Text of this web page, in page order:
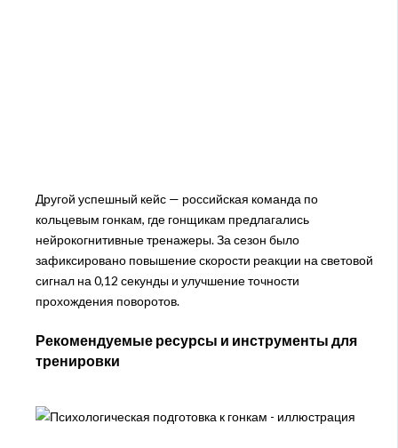
Другой успешный кейс — российская команда по
кольцевым гонкам, где гонщикам предлагались
нейрокогнитивные тренажеры. За сезон было
зафиксировано повышение скорости реакции на световой
сигнал на 0,12 секунды и улучшение точности
прохождения поворотов.
Рекомендуемые ресурсы и инструменты для
тренировки